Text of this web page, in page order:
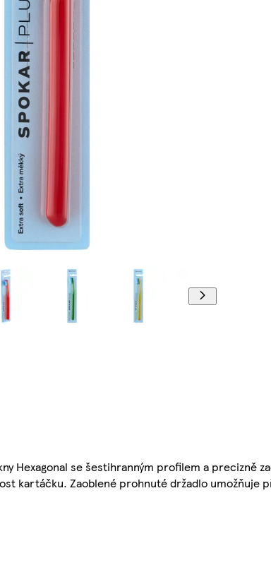
Hexagonal se šestihranným profilem a precizně
kartáčku. Zaoblené prohnuté držadlo